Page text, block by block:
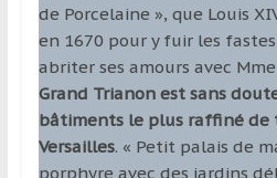
de Porcelaine », que Louis
en 1670 pour y fuir les
abriter ses amours avec
Grand Trianon est sans
bâtiments le plus raffiné de
Versailles. « Petit palais de
porphyre avec des jardins